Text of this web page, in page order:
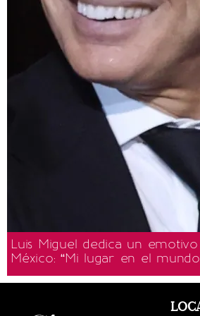
Luis Miguel dedica un
México: “Mi lugar en el